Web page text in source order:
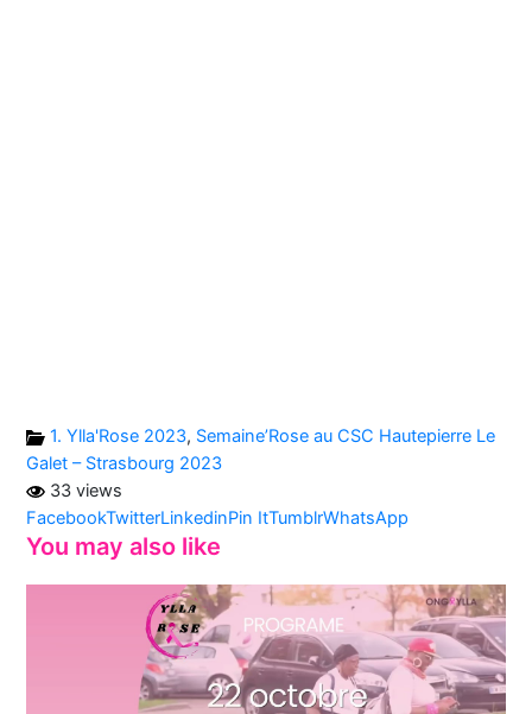
1. Ylla'Rose 2023, Semaine’Rose au CSC Hautepierre Le
Galet – Strasbourg 2023
33 views
FacebookTwitterLinkedinPin ItTumblrWhatsApp
You may also like